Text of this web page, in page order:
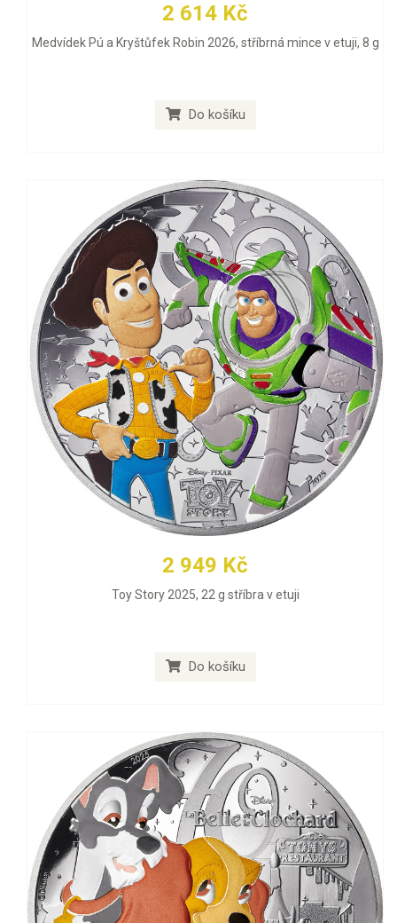
2 614 Kč
Medvídek Pú a Kryštůfek Robin 2026, stříbrná mince v etuji, 8 g
Do košíku
2 949 Kč
Toy Story 2025, 22 g stříbra v etuji
Do košíku